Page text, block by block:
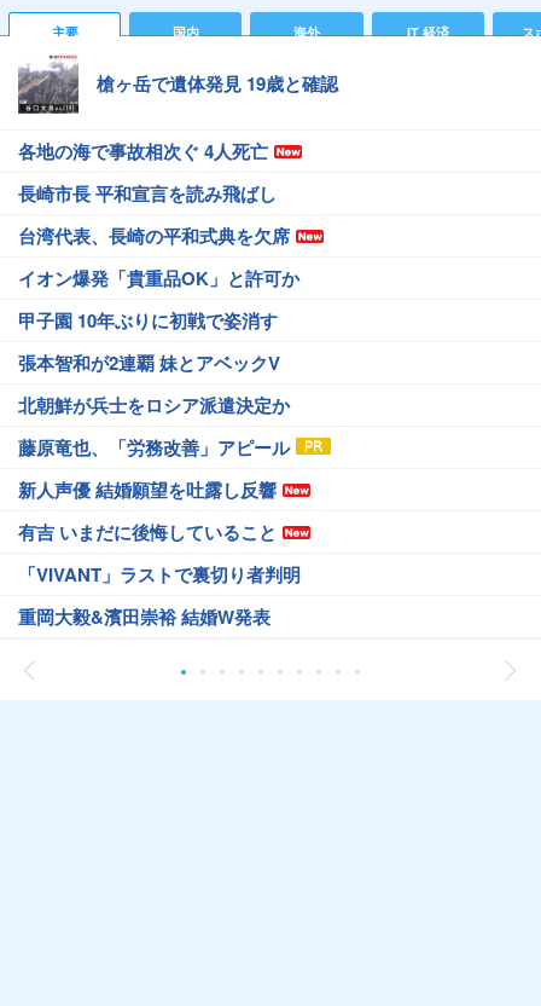
主要 国内 海外 IT 経済 ス
槍ヶ岳で遺体発見 19歳と確認
各地の海で事故相次ぐ 4人死亡
長崎市長 平和宣言を読み飛ばし
台湾代表、長崎の平和式典を欠席
イオン爆発「貴重品OK」と許可か
甲子園 10年ぶりに初戦で姿消す
張本智和が2連覇 妹とアベックV
北朝鮮が兵士をロシア派遣決定か
藤原竜也、「労務改善」アピール
新人声優 結婚願望を吐露し反響
有吉 いまだに後悔していること
「VIVANT」ラストで裏切り者判明
重岡大毅&濱田崇裕 結婚W発表